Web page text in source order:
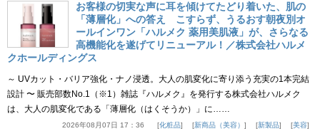
お客様の切実な声に耳を傾けてたどり着いた、肌の
「薄層化」への答え こすらず、うるおす朝夜別オ
ールインワン「ハルメク 薬用美肌液」が、さらなる
高機能化を遂げてリニューアル！／株式会社ハルメ
クホールディングス
～ UVカット・バリア強化・ナノ浸透。大人の肌変化に寄り添う充実の1本完結
設計 〜 販売部数No.1（※1）雑誌『ハルメク』を発行する株式会社ハルメク
は、大人の肌変化である「薄層化（はくそうか）」に……
2026年08月07日 17：36 化粧品 新商品（美容） 新製品 美容